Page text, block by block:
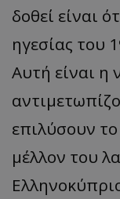
δοθεί είναι
ηγεσίας του
Αυτή είναι η
επιλύσουν
μέλλον του